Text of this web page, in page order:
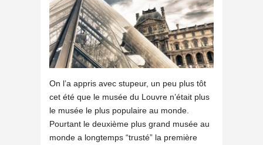
On l’a appris avec stupeur, un peu plus tôt
cet été que le musée du Louvre n’était plus
le musée le plus populaire au monde.
Pourtant le deuxième plus grand musée au
monde a longtemps “trusté” la première